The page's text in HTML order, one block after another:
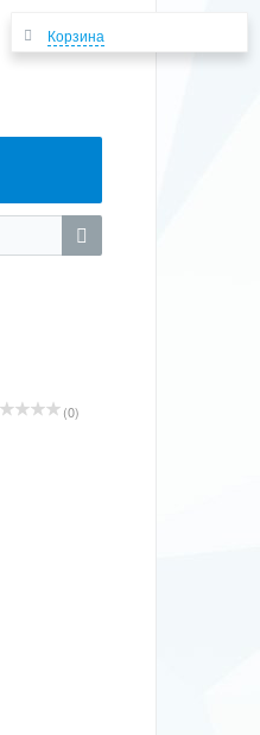
Корзина
(0)